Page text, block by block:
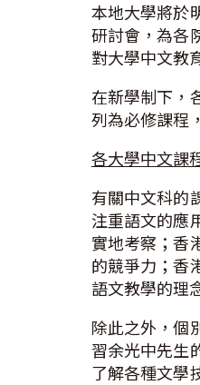
本地大學將於
研討會，為各
對大學中文教
在新學制下，
列為必修課程
各大學中文課
有關中文科的
注重語文的應
實地考察；香
的競爭力；香
語文教學的理
除此之外，個
習余光中先生
了解各種文學